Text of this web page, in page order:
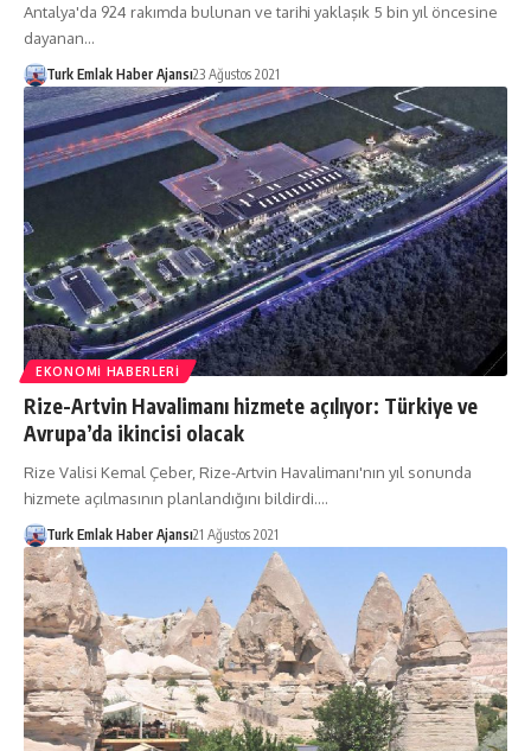
Antalya'da 924 rakımda bulunan ve tarihi yaklaşık 5 bin yıl öncesine
dayanan…
Turk Emlak Haber Ajansı23 Ağustos 2021
EKONOMI HABERLERI
Rize-Artvin Havalimanı hizmete açılıyor: Türkiye ve
Avrupa’da ikincisi olacak
Rize Valisi Kemal Çeber, Rize-Artvin Havalimanı'nın yıl sonunda
hizmete açılmasının planlandığını bildirdi.…
Turk Emlak Haber Ajansı21 Ağustos 2021